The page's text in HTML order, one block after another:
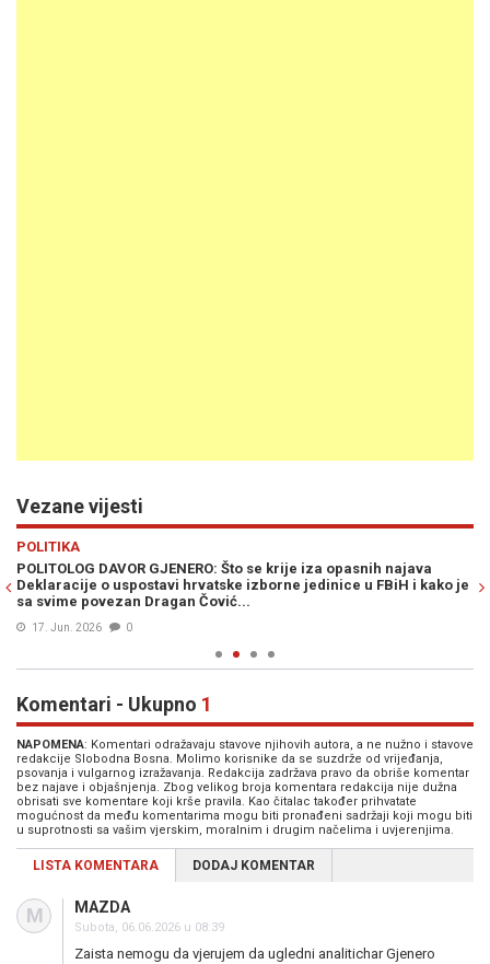
Vezane vijesti
POLITIKA
POLITOLOG DAVOR GJENERO: Što se krije iza opasnih najava
Deklaracije o uspostavi hrvatske izborne jedinice u FBiH i kako je
sa svime povezan Dragan Čović...
17. Jun. 2026 0
Komentari - Ukupno 1
NAPOMENA: Komentari odražavaju stavove njihovih autora, a ne nužno i stavove
redakcije Slobodna Bosna. Molimo korisnike da se suzdrže od vrijeđanja,
psovanja i vulgarnog izražavanja. Redakcija zadržava pravo da obriše komentar
bez najave i objašnjenja. Zbog velikog broja komentara redakcija nije dužna
obrisati sve komentare koji krše pravila. Kao čitalac također prihvatate
mogućnost da među komentarima mogu biti pronađeni sadržaji koji mogu biti
u suprotnosti sa vašim vjerskim, moralnim i drugim načelima i uvjerenjima.
LISTA KOMENTARA DODAJ KOMENTAR
M MAZDA
Subota, 06.06.2026 u 08:39
Zaista nemogu da vjerujem da ugledni analitichar Gjenero